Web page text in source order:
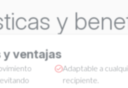
y
ventajas
Adaptable a
recipiente.